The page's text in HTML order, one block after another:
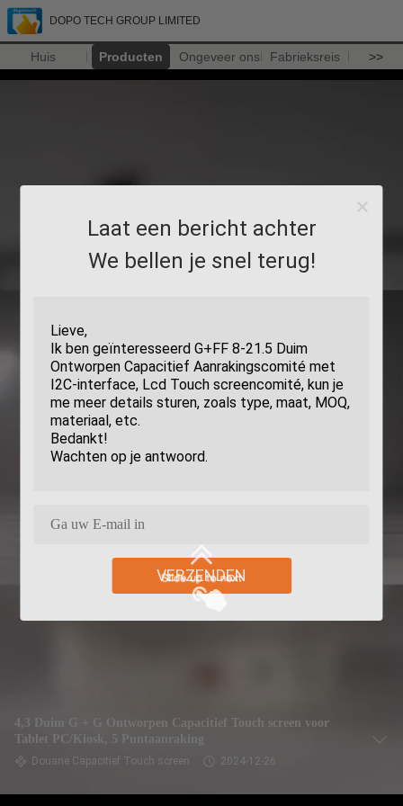
DOPO TECH GROUP LIMITED
Huis Producten Ongeveer ons Fabrieksreis >>
Laat een bericht achter
We bellen je snel terug!
VERZENDEN
4,3 Duim G + G Ontworpen Capacitief Touch screen voor
Tablet PC/Kiosk, 5 Puntaanraking
Douane Capacitief Touch screen 2024-12-26